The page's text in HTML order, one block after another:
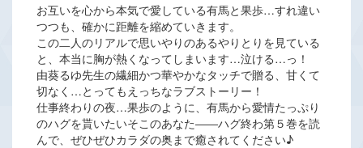
お互いを心から本気で愛している有馬と果歩…すれ違い
つつも、確かに距離を縮めていきます。
この二人のリアルで思いやりのあるやりとりを見ている
と、本当に胸が熱くなってしまいます…泣ける…っ！
由葵るゆ先生の繊細かつ華やかなタッチで贈る、甘くて
切なく…とってもえっちなラブストーリー！
仕事終わりの夜…果歩のように、有馬から愛情たっぷり
のハグを貰いたいそこのあなた――ハグ終わ第５巻を読
んで、ぜひぜひカラダの奥まで癒されてください♪